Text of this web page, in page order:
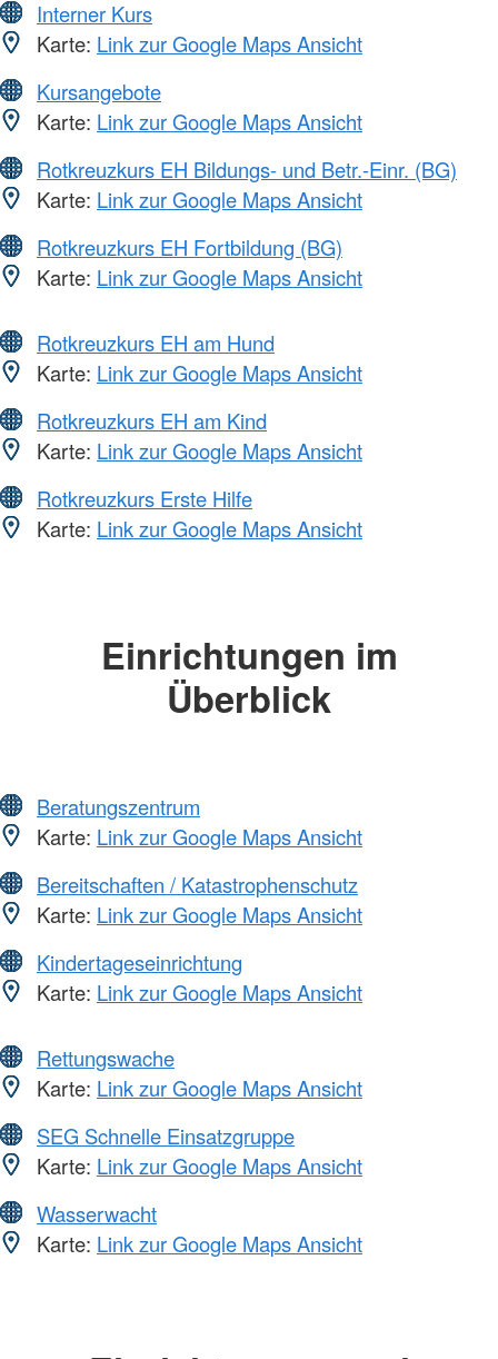
Interner Kurs
Karte: Link zur Google Maps Ansicht
Kursangebote
Karte: Link zur Google Maps Ansicht
Rotkreuzkurs EH Bildungs- und Betr.-Einr. (BG)
Karte: Link zur Google Maps Ansicht
Rotkreuzkurs EH Fortbildung (BG)
Karte: Link zur Google Maps Ansicht
Rotkreuzkurs EH am Hund
Karte: Link zur Google Maps Ansicht
Rotkreuzkurs EH am Kind
Karte: Link zur Google Maps Ansicht
Rotkreuzkurs Erste Hilfe
Karte: Link zur Google Maps Ansicht
Einrichtungen im
Überblick
Beratungszentrum
Karte: Link zur Google Maps Ansicht
Bereitschaften / Katastrophenschutz
Karte: Link zur Google Maps Ansicht
Kindertageseinrichtung
Karte: Link zur Google Maps Ansicht
Rettungswache
Karte: Link zur Google Maps Ansicht
SEG Schnelle Einsatzgruppe
Karte: Link zur Google Maps Ansicht
Wasserwacht
Karte: Link zur Google Maps Ansicht